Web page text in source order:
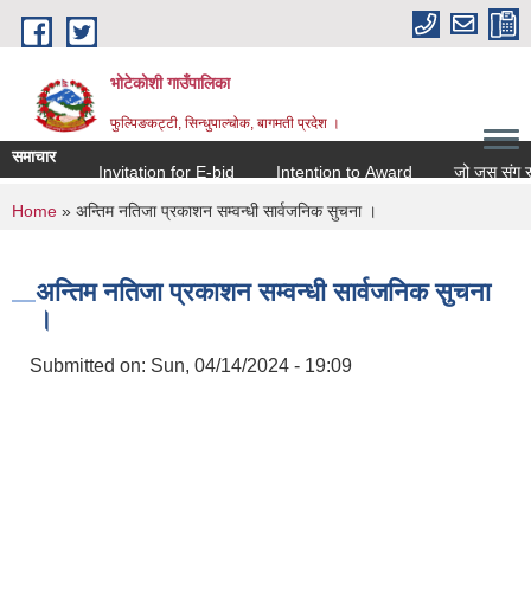
Skip to main content
भोटेकोशी गाउँपालिका
फुल्पिङकट्टी, सिन्धुपाल्चोक, बागमती प्रदेश ।
समाचार
Invitation for E-bid
Intention to Award जो जस संग
You are here
Home » अन्तिम नतिजा प्रकाशन सम्वन्धी सार्वजनिक सुचना ।
अन्तिम नतिजा प्रकाशन सम्वन्धी सार्वजनिक सुचना
।
Submitted on: Sun, 04/14/2024 - 19:09